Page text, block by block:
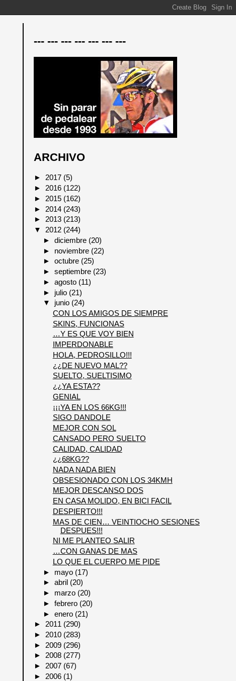
--- --- --- --- --- --- ---
ARCHIVO
►2017 (5)
► 2016 (122)
► 2015 (162)
► 2014 (243)
► 2013 (213)
▼ 2012 (244)
►diciembre (20)
► noviembre (22)
►octubre (25)
►septiembre (23)
►agosto (11)
► julio (21)
▼ junio (24)
CON LOS AMIGOS DE SIEMPRE
SKINS, FUNCIONAS
…Y ES QUE VOY BIEN
IMPERDONABLE
HOLA, PEDROSILLO!!!
¿¿DE NUEVO MAL??
SUELTO, SUELTISIMO
¿¿YA ESTA??
GENIAL
¡¡¡YA EN LOS 66KG!!!
SIGO DANDOLE
MEJOR CON SOL
CANSADO PERO SUELTO
CALIDAD, CALIDAD
¿¿68KG??
NADA NADA BIEN
OBSESIONADO CON LOS 34KMH
MEJOR DESCANSO DOS
EN CASA MOLIDO, EN BICI FACIL
DESPIERTO!!!
MAS DE CIEN… VEINTIOCHO SESIONES
DESPUES!!!
NI ME PLANTEO SALIR
…CON GANAS DE MAS
LO QUE EL CUERPO ME PIDE
► mayo (17)
►abril (20)
► marzo (20)
►febrero (20)
►enero (21)
► 2011 (290)
► 2010 (283)
► 2009 (296)
►2008 (277)
► 2007 (67)
► 2006 (1)